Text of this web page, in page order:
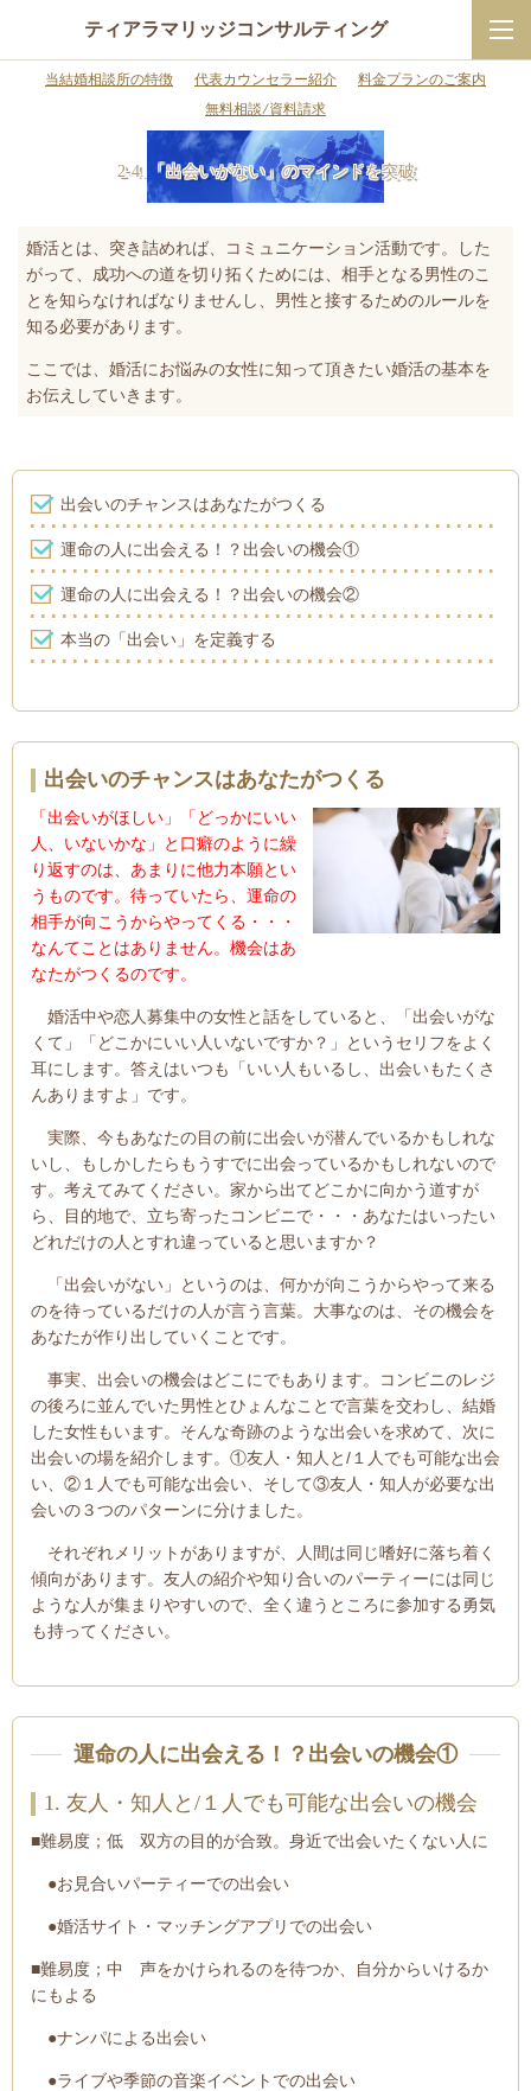
ティアラマリッジコンサルティング
当結婚相談所の特徴 代表カウンセラー紹介
料金プランのご案内
無料相談/資料請求
2-4. 「出会いがない」のマインドを突破
婚活とは、突き詰めれば、コミュニケーション活動です。した
がって、成功への道を切り拓くためには、相手となる男性のこ
とを知らなければなりませんし、男性と接するためのルールを
知る必要があります。
ここでは、婚活にお悩みの女性に知って頂きたい婚活の基本を
お伝えしていきます。
出会いのチャンスはあなたがつくる
運命の人に出会える！？出会いの機会①
運命の人に出会える！？出会いの機会②
本当の「出会い」を定義する
出会いのチャンスはあなたがつくる
「出会いがほしい」「どっかにいい
人、いないかな」と口癖のように繰
り返すのは、あまりに他力本願とい
うものです。待っていたら、運命の
相手が向こうからやってくる・・・
なんてことはありません。機会はあ
なたがつくるのです。
婚活中や恋人募集中の女性と話をしていると、「出会いがな
くて」「どこかにいい人いないですか？」というセリフをよく
耳にします。答えはいつも「いい人もいるし、出会いもたくさ
んありますよ」です。
実際、今もあなたの目の前に出会いが潜んでいるかもしれな
いし、もしかしたらもうすでに出会っているかもしれないので
す。考えてみてください。家から出てどこかに向かう道すが
ら、目的地で、立ち寄ったコンビニで・・・あなたはいったい
どれだけの人とすれ違っていると思いますか？
「出会いがない」というのは、何かが向こうからやって来る
のを待っているだけの人が言う言葉。大事なのは、その機会を
あなたが作り出していくことです。
事実、出会いの機会はどこにでもあります。コンビニのレジ
の後ろに並んでいた男性とひょんなことで言葉を交わし、結婚
した女性もいます。そんな奇跡のような出会いを求めて、次に
出会いの場を紹介します。①友人・知人と/１人でも可能な出会
い、②１人でも可能な出会い、そして③友人・知人が必要な出
会いの３つのパターンに分けました。
それぞれメリットがありますが、人間は同じ嗜好に落ち着く
傾向があります。友人の紹介や知り合いのパーティーには同じ
ような人が集まりやすいので、全く違うところに参加する勇気
も持ってください。
運命の人に出会える！？出会いの機会①
1. 友人・知人と/１人でも可能な出会いの機会
■難易度；低 双方の目的が合致。身近で出会いたくない人に
●お見合いパーティーでの出会い
●婚活サイト・マッチングアプリでの出会い
■難易度；中 声をかけられるのを待つか、自分からいけるか
にもよる
●ナンパによる出会い
●ライブや季節の音楽イベントでの出会い